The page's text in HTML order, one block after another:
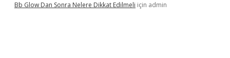
Bb Glow Dan Sonra Nelere Dikkat Edilmeli için admin